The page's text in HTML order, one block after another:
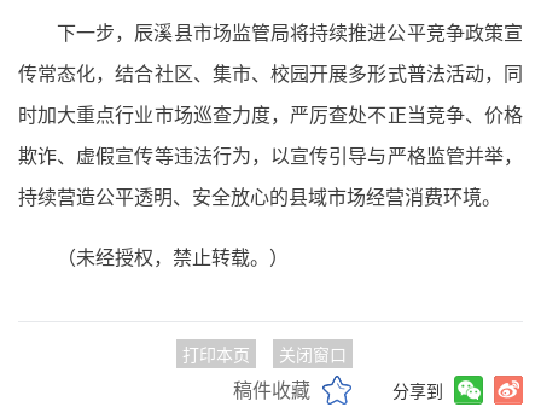
下一步，辰溪县市场监管局将持续推进公平竞争政策宣
传常态化，结合社区、集市、校园开展多形式普法活动，同
时加大重点行业市场巡查力度，严厉查处不正当竞争、价格
欺诈、虚假宣传等违法行为，以宣传引导与严格监管并举，
持续营造公平透明、安全放心的县域市场经营消费环境。
（未经授权，禁止转载。）
打印本页 关闭窗口
稿件收藏 分享到